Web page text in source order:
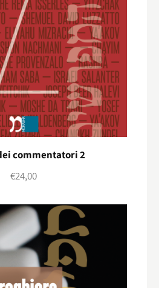
commentatori 2
€24,00